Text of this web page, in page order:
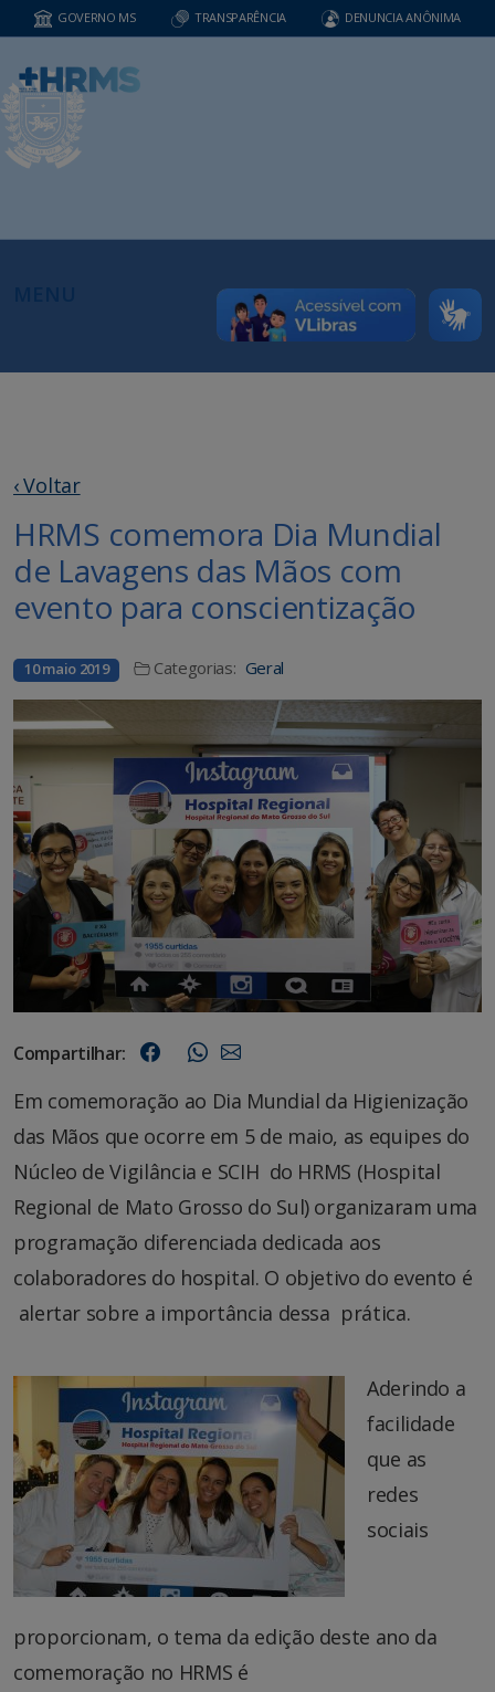
GOVERNO MS TRANSPARÊNCIA DENUNCIA ANÔNIMA
‹ Voltar
HRMS comemora Dia Mundial
de Lavagens das Mãos com
evento para conscientização
10 maio 2019 Categorias: Geral
Compartilhar:
Em comemoração ao Dia Mundial da Higienização
das Mãos que ocorre em 5 de maio, as equipes do
Núcleo de Vigilância e SCIH do HRMS (Hospital
Regional de Mato Grosso do Sul) organizaram uma
programação diferenciada dedicada aos
colaboradores do hospital. O objetivo do evento é
alertar sobre a importância dessa prática.
Aderindo a
facilidade
que as
redes
sociais
proporcionam, o tema da edição deste ano da
comemoração no HRMS é